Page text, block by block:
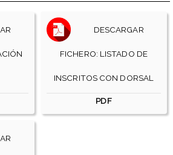
DESCARGAR
FICHERO: LISTADO DE
INSCRITOS CON DORSAL
PDF